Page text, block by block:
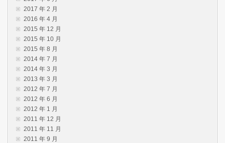
2017 年 2 月
2016 年 4 月
2015 年 12 月
2015 年 10 月
2015 年 8 月
2014 年 7 月
2014 年 3 月
2013 年 3 月
2012 年 7 月
2012 年 6 月
2012 年 1 月
2011 年 12 月
2011 年 11 月
2011 年 9 月